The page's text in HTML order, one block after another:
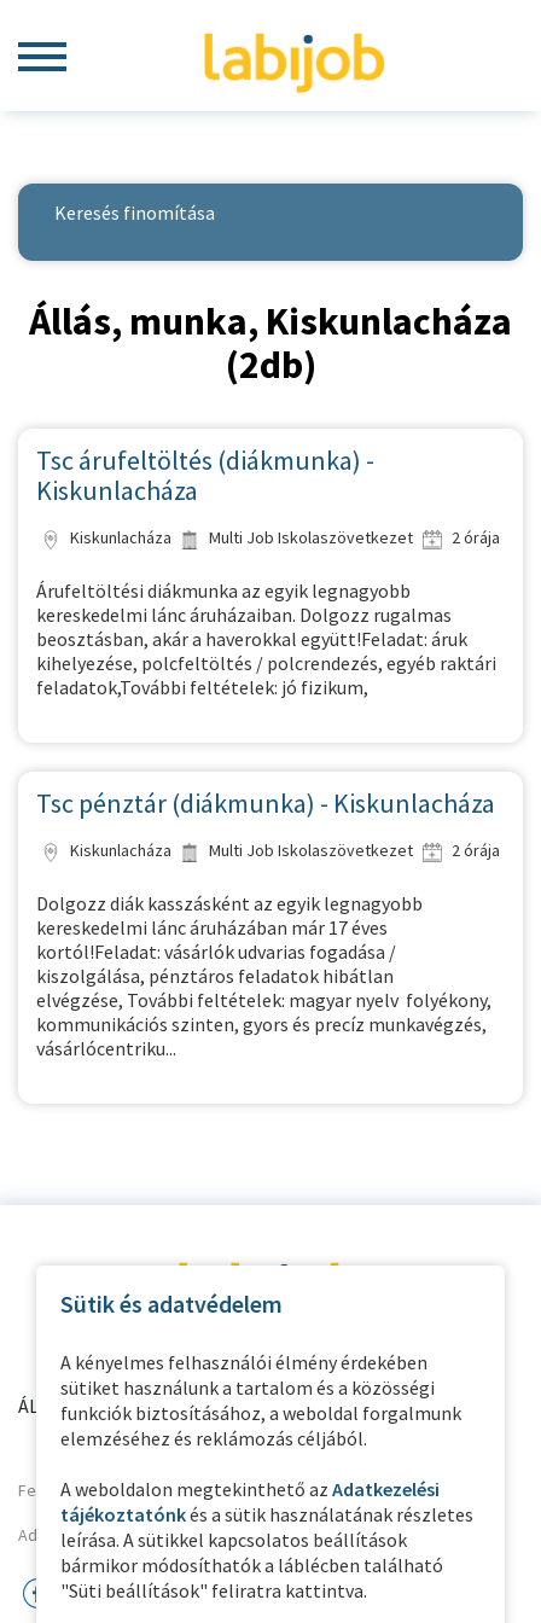
Állás, munka, Kiskunlacháza
(2db)
Tsc árufeltöltés (diákmunka) -
Kiskunlacháza
Kiskunlacháza Multi Job Iskolaszövetkezet 2 órája
Árufeltöltési diákmunka az egyik legnagyobb
kereskedelmi lánc áruházaiban. Dolgozz rugalmas
beosztásban, akár a haverokkal együtt!Feladat: áruk
kihelyezése, polcfeltöltés / polcrendezés, egyéb raktári
feladatok,További feltételek: jó fizikum,
Tsc pénztár (diákmunka) - Kiskunlacháza
Kiskunlacháza Multi Job Iskolaszövetkezet 2 órája
Dolgozz diák kasszásként az egyik legnagyobb
kereskedelmi lánc áruházában már 17 éves
kortól!Feladat: vásárlók udvarias fogadása /
kiszolgálása, pénztáros feladatok hibátlan
elvégzése, További feltételek: magyar nyelv folyékony,
kommunikációs szinten, gyors és precíz munkavégzés,
vásárlócentriku...
Keresés finomítása
ÁLTALÁNOS INFORMÁCIÓK
Felhasználási feltételek
Adatkezelési Tájékoztató
PARTNER OLDALAK
Sütik és adatvédelem
A kényelmes felhasználói élmény érdekében
sütiket használunk a tartalom és a közösségi
funkciók biztosításához, a weboldal forgalmunk
elemzéséhez és reklámozás céljából.
A weboldalon megtekinthető az Adatkezelési
tájékoztatónkés a sütik használatának részletes
leírása. A sütikkel kapcsolatos beállítások
bármikor módosíthatók a láblécben található
"Süti beállítások" feliratra kattintva.